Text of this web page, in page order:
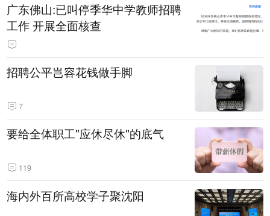
广东佛山:已叫停季华中学教师招聘
工作 开展全面核查
招聘公平岂容花钱做手脚
7
要给全体职工"应休尽休"的底气
119
海内外百所高校学子聚沈阳